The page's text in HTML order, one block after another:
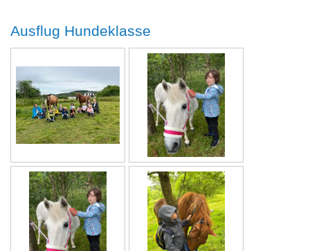
Ausflug Hundeklasse